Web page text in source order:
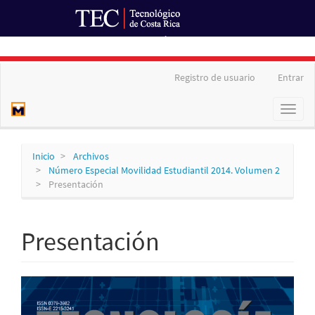
Registro de usuario Entrar
Toggle
Inicio
Archivos
Número Especial Movilidad Estudiantil 2014. Volumen 2
Presentación
Presentación
Barra